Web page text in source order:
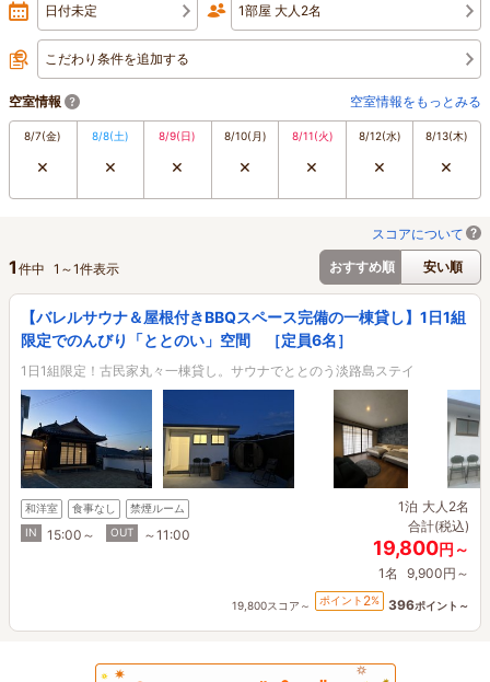
日付未定 1部屋 大人2名
こだわり条件を追加する
空室情報 空室情報をもっとみる
8/7(金)
×
8/8(土)
×
8/9(日)
×
8/10(月)
×
8/11(火)
×
8/12(水)
×
8/13(木)
×
スコアについて
おすすめ順
安い順
1 件中 1 ～1件表示
【バレルサウナ＆屋根付きBBQスペース完備の一棟貸し】1日1組
限定でのんびり「ととのい」空間 ［定員6名］
1日1組限定！古民家丸々一棟貸し。サウナでととのう淡路島ステイ
和洋室 食事なし
禁煙ルーム
IN
15:00～ OUT ～11:00
1泊 大人2名
合計(税込)
19,800円～
1名 9,900円～
19,800スコア～ ポイント 2% 396ポイント～